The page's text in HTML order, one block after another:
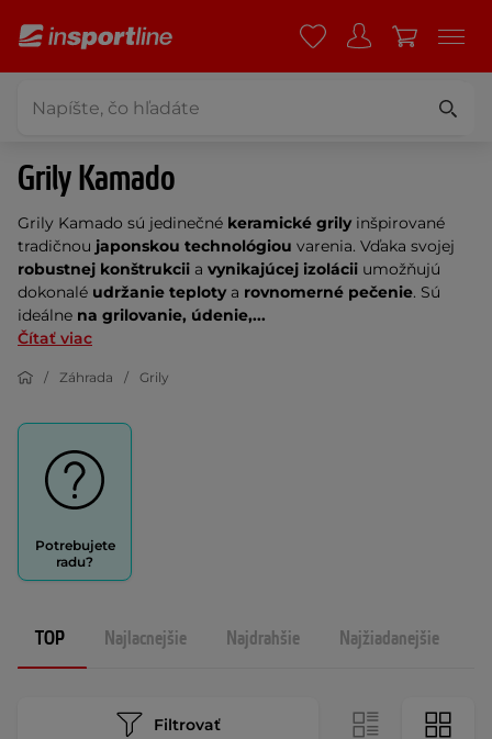
Grily Kamado
Grily Kamado sú jedinečné keramické grilyinšpirované
tradičnou japonskou technológiou varenia. Vďaka svojej
robustnej konštrukcii a vynikajúcej izolácii umožňujú
dokonalé udržanie teplotya rovnomerné pečenie. Sú
ideálne na grilovanie, údenie,...
Čítať viac
Záhrada Grily
Potrebujete
radu?
TOP Najlacnejšie Najdrahšie Najžiadanejšie
Filtrovať